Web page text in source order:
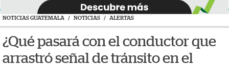
NOTICIAS GUATEMALA / NOTICIAS / ALERTAS
¿Qué pasará con el conductor que
arrastró señal de tránsito en el